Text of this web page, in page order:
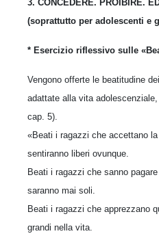
3. CONCEDERE. PROIBIRE.
(soprattutto per adolescenti e
* Esercizio riflessivo sulle
Vengono offerte le beatitudine
adattate alla vita
cap. 5).
«Beati i ragazzi che accettano
sentiranno liberi ovunque.
Beati i ragazzi che sanno
saranno mai soli.
Beati i ragazzi che apprezzano
grandi nella vita.